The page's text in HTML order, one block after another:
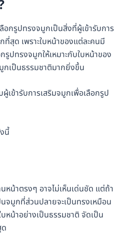
กรูปทรงจมูกเป็นสิ่งที่ผู้เข้ารับการ
สุด เพราะใบหน้าของแต่ละคนมี
ปทรงจมูกให้เหมาะกับใบหน้าของ
กเป็นธรรมชาติมากยิ่งขึ้น
เข้ารับการเสริมจมูกเพื่อเลือกรูป
นี้
น้าตรงๆ อาจไม่เห็นเด่นชัด แต่ถ้า
จมูกที่ส่วนปลายจะเป็นทรงเหมือน
หน้าอย่างเป็นธรรมชาติ จัดเป็น